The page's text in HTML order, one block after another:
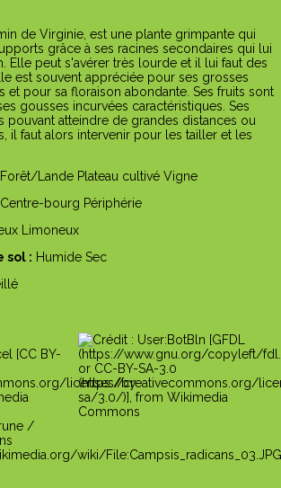
de Virginie, est une plante grimpante qui
grâce à ses racines secondaires qui lui
Elle peut s'avérer très lourde et il lui faut des
est souvent appréciée pour ses grosses
et pour sa floraison abondante. Ses fruits sont
gousses incurvées caractéristiques. Ses
pouvant atteindre de grandes distances ou
il faut alors intervenir pour les tailler et les
Forêt/Lande Plateau cultivé Vigne
Centre-bourg Périphérie
Limoneux
sol : Humide Sec